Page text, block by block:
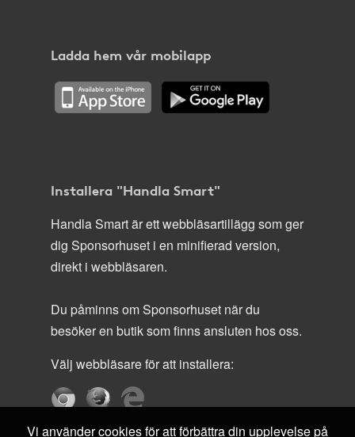
Ladda hem vår mobilapp
Installera "Handla Smart"
Handla Smart är ett webbläsartillägg som ger
dig Sponsorhuset i en minifierad version,
direkt i webbläsaren.
Du påminns om Sponsorhuset när du
besöker en butik som finns ansluten hos oss.
Välj webbläsare för att installera:
Vi använder cookies för att förbättra din upplevelse på